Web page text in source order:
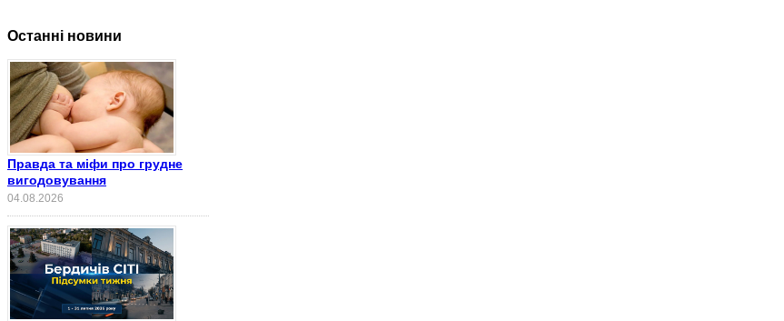
Останні новини
Правда та міфи про грудне
вигодовування
04.08.2026